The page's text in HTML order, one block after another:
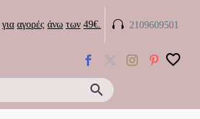
για αγορές άνω των 49€. 
 2109609501